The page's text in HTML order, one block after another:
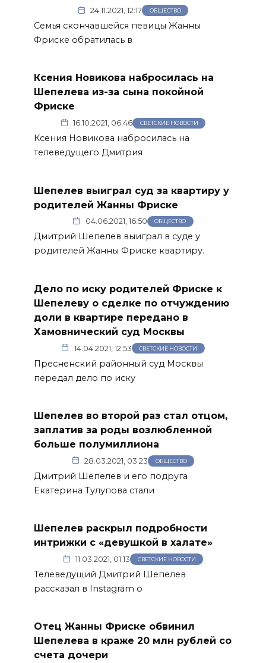
24.11.2021, 12:17 ОБЩЕСТВО
Семья скончавшейся певицы Жанны
Фриске обратилась в
Ксения Новикова набросилась на
Шепелева из-за сына покойной
Фриске
16.10.2021, 06:46 СВЕТСКИЕ НОВОСТИ
Ксения Новикова набросилась на
телеведущего Дмитрия
Шепелев выиграл суд за квартиру у
родителей Жанны Фриске
04.06.2021, 16:50 ОБЩЕСТВО
Дмитрий Шепелев выиграл в суде у
родителей Жанны Фриске квартиру.
Дело по иску родителей Фриске к
Шепелеву о сделке по отчуждению
доли в квартире передано в
Хамовнический суд Москвы
14.04.2021, 12:53 СВЕТСКИЕ НОВОСТИ
Пресненский районный суд Москвы
передал дело по иску
Шепелев во второй раз стал отцом,
заплатив за роды возлюбленной
больше полумиллиона
28.03.2021, 03:23 ОБЩЕСТВО
Дмитрий Шепелев и его подруга
Екатерина Тулупова стали
Шепелев раскрыл подробности
интрижки с «девушкой в халате»
11.03.2021, 01:13 СВЕТСКИЕ НОВОСТИ
Телеведущий Дмитрий Шепелев
рассказал в Instagram о
Отец Жанны Фриске обвинил
Шепелева в краже 20 млн рублей со
счета дочери